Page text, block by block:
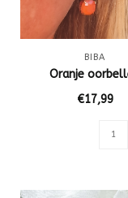
BIBA
Oranje
€17,99